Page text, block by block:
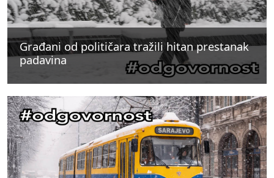
Građani od političara tražili hitan prestanak
padavina
Građani od političara tražili hitan prestanak
padavina
Građani od političara tražili hitan prestanak
padavina